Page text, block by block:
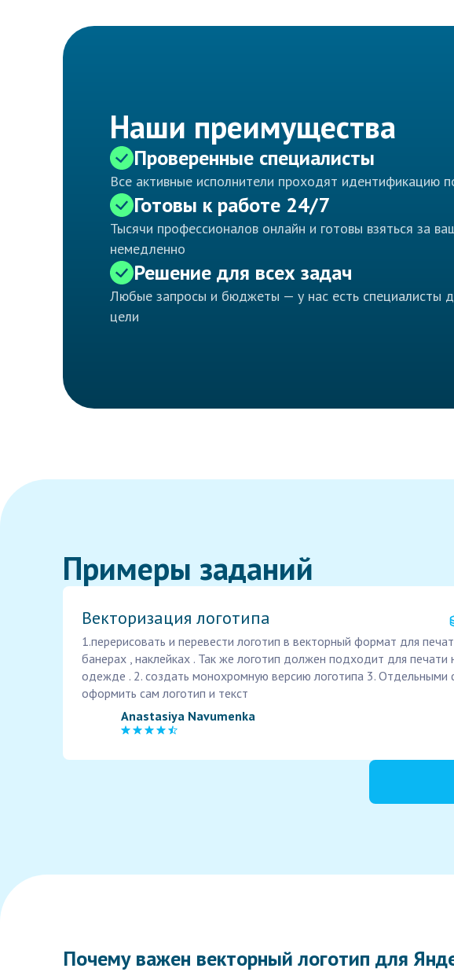
Наши преимущества
Проверенные специалисты
Все активные исполнители проходят идентификацию
Готовы к работе 24/7
Тысячи профессионалов онлайн и готовы взяться за
немедленно
Решение для всех задач
Любые запросы и бюджеты — у нас есть специалисты
цели
Примеры заданий
Векторизация логотипа
1.перерисовать и перевести логотип в векторный формат для
банерах , наклейках . Так же логотип должен подходит для печати
одежде . 2. создать монохромную версию логотипа 3. Отдельными
оформить сам логотип и текст
Anastasiya Navumenka
Почему важен векторный логотип для